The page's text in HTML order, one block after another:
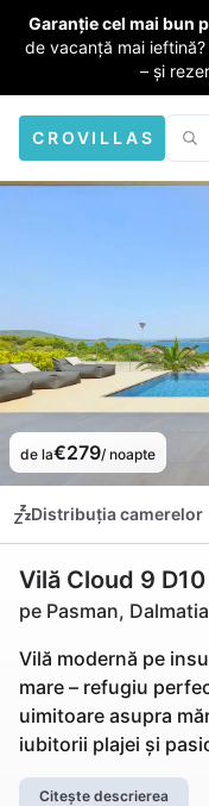
Garanție cel mai bun
de vacanță mai
– și
CROVILLAS
de la€279/ noapte
Distribuția camerelor
Vilă Cloud 9 D10
pe Pasman,
Vilă modernă pe
mare – refugiu
uimitoare asupra
iubitorii plajei și
Citește descrierea